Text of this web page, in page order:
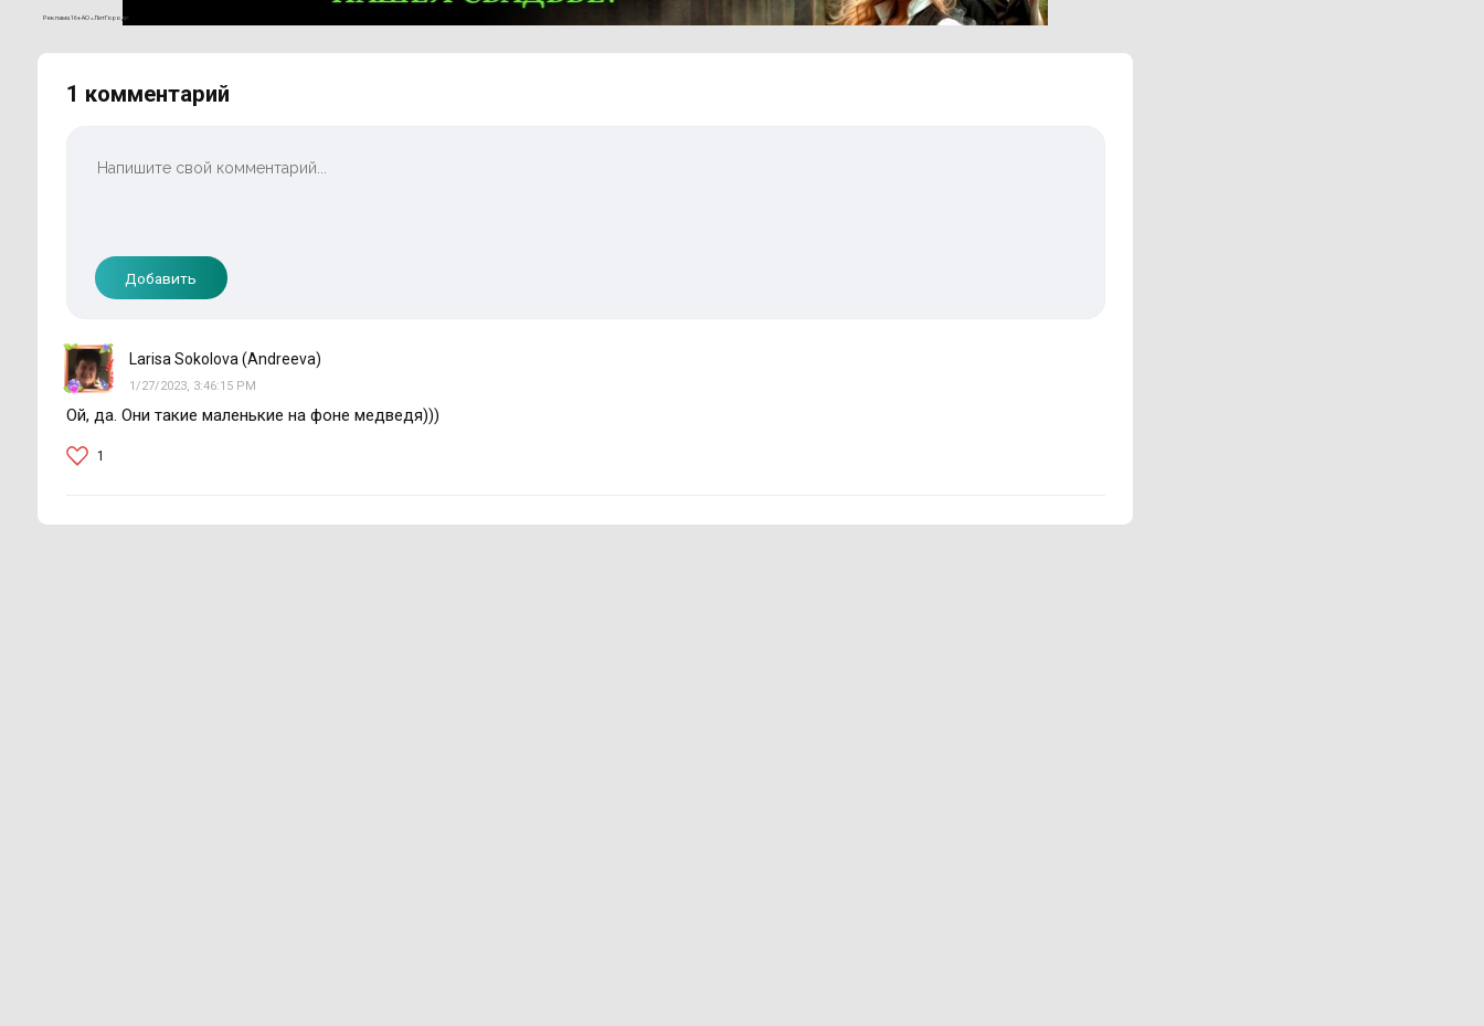
Реклама 16+ АО «ЛитГород»
1 комментарий
Добавить
Larisa Sokolova (Andreeva)
1/27/2023, 3:46:15 PM
Ой, да. Они такие маленькие на фоне медведя)))
1